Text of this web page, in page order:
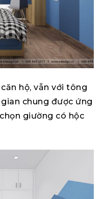
hộ, vẫn với tông
chung được ứng
giường có hộc